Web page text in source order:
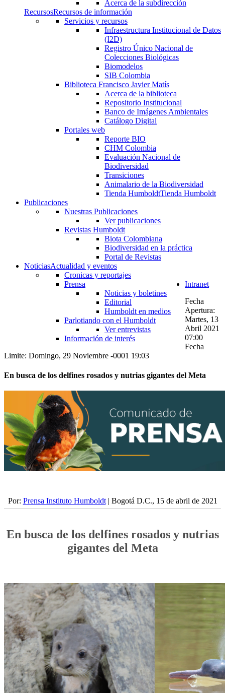
Acerca de la subdirección
RecursosRecursos de información
Servicios y recursos
Infraestructura Institucional de Datos
(I2D)
Registro Único Nacional de
Colecciones Biológicas
Biomodelos
SIB Colombia
Biblioteca Francisco Javier Matís
Acerca de la biblioteca
Repositorio Institucional
Banco de Imágenes Ambientales
Catálogo Digital
Portales web
Reporte BIO
CHM Colombia
Evaluación Nacional de
Biodiversidad
Transiciones
Animalario de la Biodiversidad
Tienda HumboldtTienda Humboldt
Publicaciones
Nuestras Publicaciones
Ver publicaciones
Revistas Humboldt
Biota Colombiana
Biodiversidad en la práctica
Portal de Revistas
NoticiasActualidad y eventos
Cronicas y reportajes
Prensa
Noticias y boletines
Editorial
Humboldt en medios
Parlotiando con el Humboldt
Ver entrevistas
Información de interés
Intranet
Fecha
Apertura:
Martes, 13
Abril 2021
07:00
Fecha
Limite: Domingo, 29 Noviembre -0001 19:03
En busca de los delfines rosados y nutrias gigantes del Meta
Por: Prensa Instituto Humboldt| Bogotá D.C., 15 de abril de 2021
En busca de los delfines rosados y nutrias
gigantes del Meta